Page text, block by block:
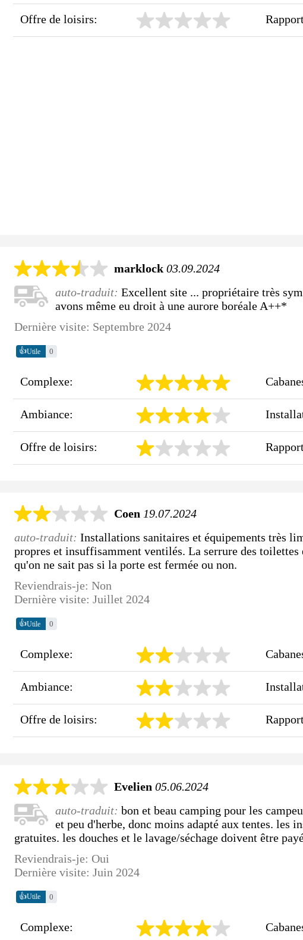
Offre de loisirs:
marklock 03.09.2024
auto-traduit: Excellent site ... propriétaire très
avons même eu droit à une aurore boréale A++*
Dernière visite: Septembre 2024
👍Utile 0
Complexe:
Ambiance:
Offre de loisirs:
Coen 19.07.2024
auto-traduit: Installations sanitaires et équipements très
propres et insuffisamment ventilés. La serrure des toilettes
qu'on ne sait pas si la porte est fermée ou non.
Reviendrais-je: Non
Dernière visite: Juillet 2024
👍Utile 0
Complexe:
Ambiance:
Offre de loisirs:
Evelien 05.06.2024
auto-traduit: bon et beau camping pour les
et peu d'herbe, donc moins adapté aux tentes. les
gratuites. les douches et le lavage/séchage doivent être
Reviendrais-je: Oui
Dernière visite: Juin 2024
👍Utile 0
Complexe: